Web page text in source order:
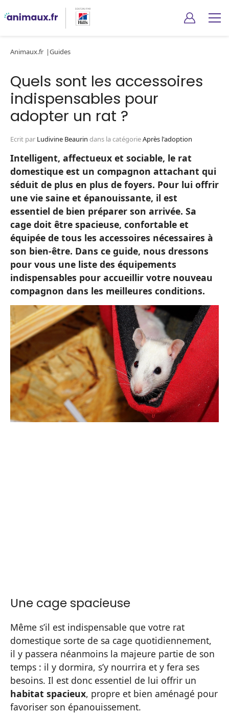
Animaux.fr Guides
Quels sont les accessoires
indispensables pour
adopter un rat ?
Ecrit par Ludivine Beaurin dans la catégorieAprès l'adoption
Intelligent, affectueux et sociable, le rat
domestique est un compagnon attachant qui
séduit de plus en plus de foyers. Pour lui offrir
une vie saine et épanouissante, il est
essentiel de bien préparer son arrivée. Sa
cage doit être spacieuse, confortable et
équipée de tous les accessoires nécessaires à
son bien-être. Dans ce guide, nous dressons
pour vous une liste des équipements
indispensables pour accueillir votre nouveau
compagnon dans les meilleures conditions.
Une cage spacieuse
Même s’il est indispensable que votre rat
domestique sorte de sa cage quotidiennement,
il y passera néanmoins la majeure partie de son
temps : il y dormira, s’y nourrira et y fera ses
besoins. Il est donc essentiel de lui offrir un
habitat spacieux, propre et bien aménagé pour
favoriser son épanouissement.